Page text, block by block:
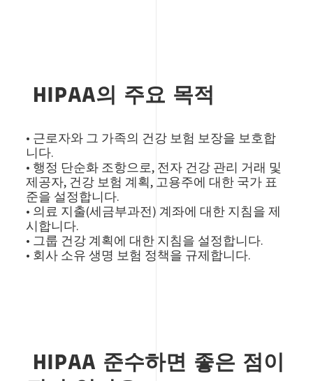
HIPAA의 주요 목적
• 근로자와 그 가족의 건강 보험 보장을 보호합
니다.
• 행정 단순화 조항으로, 전자 건강 관리 거래 및
제공자, 건강 보험 계획, 고용주에 대한 국가 표
준을 설정합니다.
• 의료 지출(세금부과전) 계좌에 대한 지침을 제
시합니다.
• 그룹 건강 계획에 대한 지침을 설정합니다.
• 회사 소유 생명 보험 정책을 규제합니다.
HIPAA 준수하면 좋은 점이